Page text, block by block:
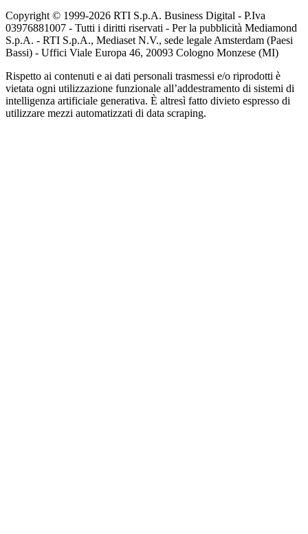
Copyright © 1999-2026 RTI S.p.A. Business Digital - P.Iva
03976881007 - Tutti i diritti riservati - Per la pubblicità Mediamond
S.p.A. - RTI S.p.A., Mediaset N.V., sede legale Amsterdam (Paesi
Bassi) - Uffici Viale Europa 46, 20093 Cologno Monzese (MI)
Rispetto ai contenuti e ai dati personali trasmessi e/o riprodotti è
vietata ogni utilizzazione funzionale all’addestramento di sistemi di
intelligenza artificiale generativa. È altresì fatto divieto espresso di
utilizzare mezzi automatizzati di data scraping.